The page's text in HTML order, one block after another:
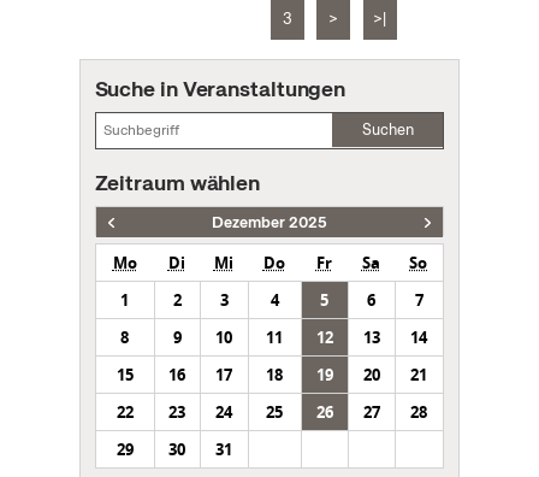
3 > >|
Suche in Veranstaltungen
Suchen
Zeitraum wählen
Dezember 2025
Mo Di Mi Do Fr Sa
So
1
2 3 4 5 6
7
8
9 10 11 12 13
14
15
16 17 18 19 20
21
22
23 24 25 26 27
28
29
30 31